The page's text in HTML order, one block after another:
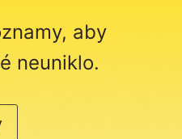
aby
neuniklo.